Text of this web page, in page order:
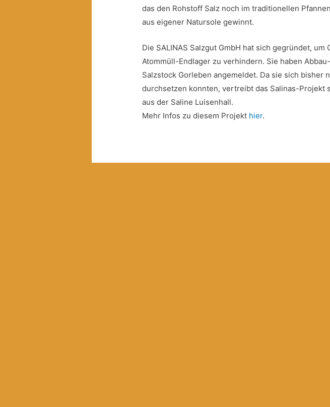
das den Rohstoff Salz noch im traditionellen
aus eigener Natursole gewinnt.
Die SALINAS Salzgut GmbH hat sich gegründet, um
Atommüll-Endlager zu verhindern. Sie haben
Salzstock Gorleben angemeldet. Da sie sich bisher
durchsetzen konnten, vertreibt das Salinas-Projekt
aus der Saline Luisenhall.
Mehr Infos zu diesem Projekt hier.